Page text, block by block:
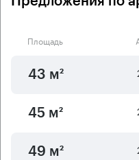
Площадь
43 м²
45 м²
49 м²